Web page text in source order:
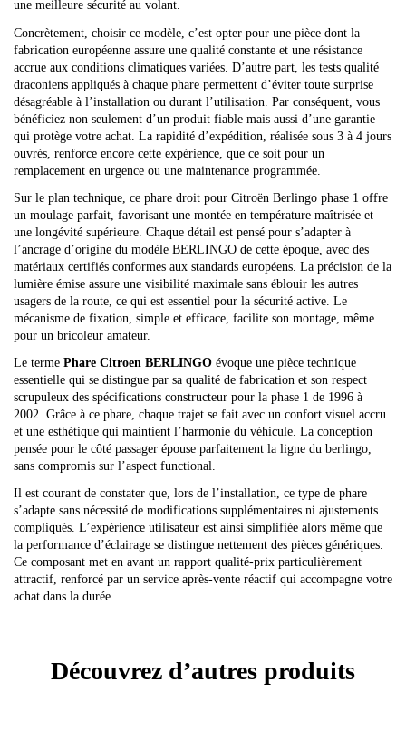
une meilleure sécurité au volant.
Concrètement, choisir ce modèle, c’est opter pour une pièce dont la
fabrication européenne assure une qualité constante et une résistance
accrue aux conditions climatiques variées. D’autre part, les tests qualité
draconiens appliqués à chaque phare permettent d’éviter toute surprise
désagréable à l’installation ou durant l’utilisation. Par conséquent, vous
bénéficiez non seulement d’un produit fiable mais aussi d’une garantie
qui protège votre achat. La rapidité d’expédition, réalisée sous 3 à 4 jours
ouvrés, renforce encore cette expérience, que ce soit pour un
remplacement en urgence ou une maintenance programmée.
Sur le plan technique, ce phare droit pour Citroën Berlingo phase 1 offre
un moulage parfait, favorisant une montée en température maîtrisée et
une longévité supérieure. Chaque détail est pensé pour s’adapter à
l’ancrage d’origine du modèle BERLINGO de cette époque, avec des
matériaux certifiés conformes aux standards européens. La précision de la
lumière émise assure une visibilité maximale sans éblouir les autres
usagers de la route, ce qui est essentiel pour la sécurité active. Le
mécanisme de fixation, simple et efficace, facilite son montage, même
pour un bricoleur amateur.
Le terme Phare Citroen BERLINGO évoque une pièce technique
essentielle qui se distingue par sa qualité de fabrication et son respect
scrupuleux des spécifications constructeur pour la phase 1 de 1996 à
2002. Grâce à ce phare, chaque trajet se fait avec un confort visuel accru
et une esthétique qui maintient l’harmonie du véhicule. La conception
pensée pour le côté passager épouse parfaitement la ligne du berlingo,
sans compromis sur l’aspect functional.
Il est courant de constater que, lors de l’installation, ce type de phare
s’adapte sans nécessité de modifications supplémentaires ni ajustements
compliqués. L’expérience utilisateur est ainsi simplifiée alors même que
la performance d’éclairage se distingue nettement des pièces génériques.
Ce composant met en avant un rapport qualité-prix particulièrement
attractif, renforcé par un service après-vente réactif qui accompagne votre
achat dans la durée.
Découvrez d’autres produits